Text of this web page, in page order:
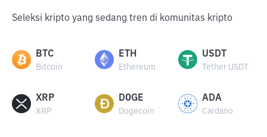
Seleksi kripto yang sedang tren di komunitas kripto
BTC
Bitcoin
ETH
Ethereum
USDT
Tether USDT
XRP
XRP
DOGE
Dogecoin
ADA
Cardano